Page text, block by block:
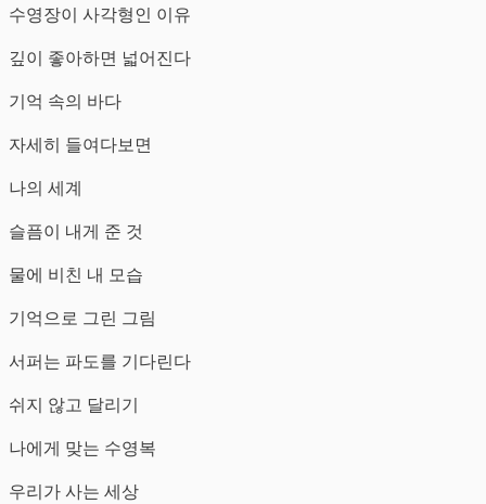
수영장이 사각형인 이유
깊이 좋아하면 넓어진다
기억 속의 바다
자세히 들여다보면
나의 세계
슬픔이 내게 준 것
물에 비친 내 모습
기억으로 그린 그림
서퍼는 파도를 기다린다
쉬지 않고 달리기
나에게 맞는 수영복
우리가 사는 세상